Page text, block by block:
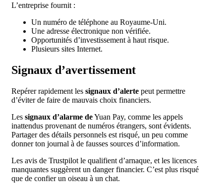
L’entreprise fournit :
Un numéro de téléphone au Royaume-Uni.
Une adresse électronique non vérifiée.
Opportunités d’investissement à haut risque.
Plusieurs sites Internet.
Signaux d’avertissement
Repérer rapidement les signaux d’alerte peut permettre
d’éviter de faire de mauvais choix financiers.
Les signaux d’alarme deYuan Pay, comme les appels
inattendus provenant de numéros étrangers, sont évidents.
Partager des détails personnels est risqué, un peu comme
donner ton journal à de fausses sources d’information.
Les avis de Trustpilot le qualifient d’arnaque, et les licences
manquantes suggèrent un danger financier. C’est plus risqué
que de confier un oiseau à un chat.